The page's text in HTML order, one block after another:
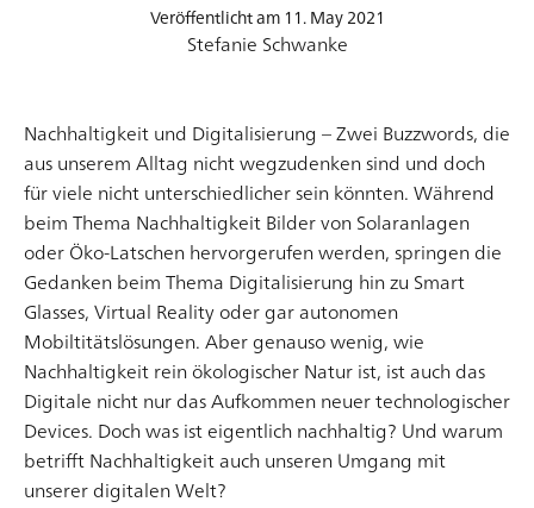
Warum das Redesign eines digitalen
Erscheinungsbilds im Unternehmenskontext wichtig
ist
Mit dem visuellen Überarbeiten oder ganzheitlichen
Umgestalten eines Services, Produktes oder des
gesamten Corporate Designs müssen sich alle
Unternehmen früher oder später auseinandersetzen,
um den erwachsenden Anforderungen im Hier und
Jetzt sowie eines dynamischen Marktes gerecht zu
werden. Neue Nutzerwünsche, welche die bisherige
User Experience untergraben; das Verpassen
technischer Entw
Artikel lesen
Veröffentlicht am 11. May 2021
Stefanie Schwanke
Nachhaltigkeit und Digitalisierung – Zwei Buzzwords, die
aus unserem Alltag nicht wegzudenken sind und doch
für viele nicht unterschiedlicher sein könnten. Während
beim Thema Nachhaltigkeit Bilder von Solaranlagen
oder Öko-Latschen hervorgerufen werden, springen die
Gedanken beim Thema Digitalisierung hin zu Smart
Glasses, Virtual Reality oder gar autonomen
Mobiltitätslösungen. Aber genauso wenig, wie
Nachhaltigkeit rein ökologischer Natur ist, ist auch das
Digitale nicht nur das Aufkommen neuer technologischer
Devices. Doch was ist eigentlich nachhaltig? Und warum
betrifft Nachhaltigkeit auch unseren Umgang mit
unserer digitalen Welt?